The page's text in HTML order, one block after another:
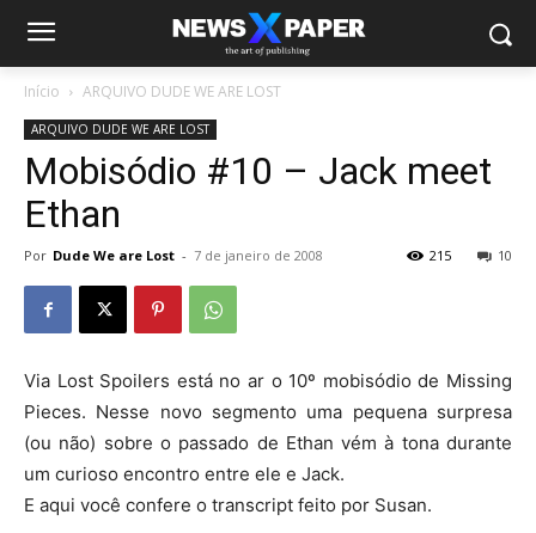
Início ARQUIVO DUDE WE ARE LOST
ARQUIVO DUDE WE ARE LOST
Mobisódio #10 – Jack meet
Ethan
Por Dude We are Lost - 7 de janeiro de 2008 10
215
Via Lost Spoilers está no ar o 10º mobisódio de Missing
Pieces. Nesse novo segmento uma pequena surpresa
(ou não) sobre o passado de Ethan vém à tona durante
um curioso encontro entre ele e Jack.
E aqui você confere o transcript feito por Susan.